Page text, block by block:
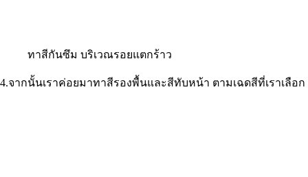
ทาสีกันซึม บริเวณรอยแตกร้าว
4.จากนั้นเราค่อยมาทาสีรองพื้นและสีทับหน้า ตามเฉดสีที่เราเลือก